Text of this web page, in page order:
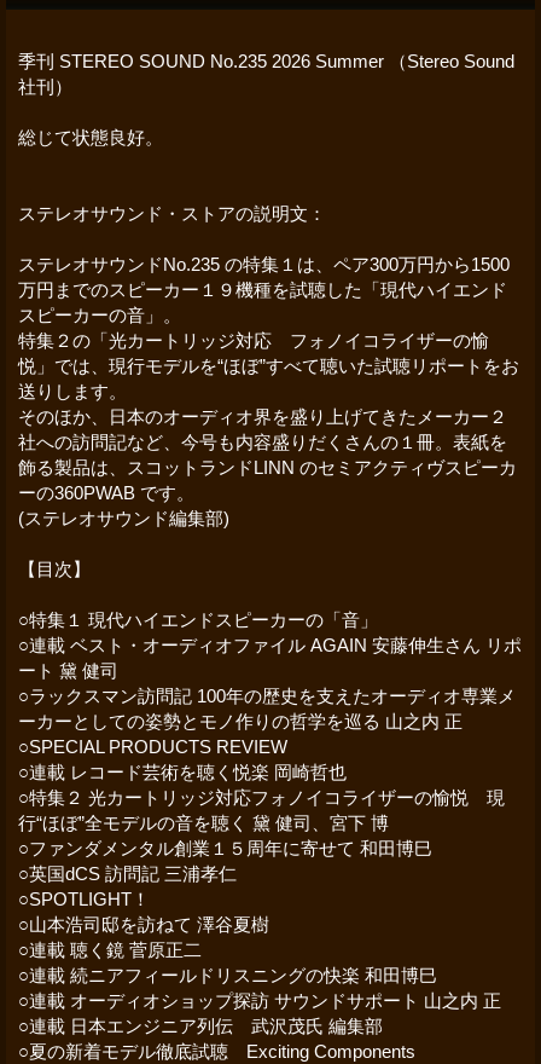
季刊 STEREO SOUND No.235 2026 Summer （Stereo Sound
社刊）
総じて状態良好。
ステレオサウンド・ストアの説明文：
ステレオサウンドNo.235 の特集１は、ペア300万円から1500
万円までのスピーカー１９機種を試聴した「現代ハイエンド
スピーカーの音」。
特集２の「光カートリッジ対応 フォノイコライザーの愉
悦」では、現行モデルを“ほぼ”すべて聴いた試聴リポートをお
送りします。
そのほか、日本のオーディオ界を盛り上げてきたメーカー２
社への訪問記など、今号も内容盛りだくさんの１冊。表紙を
飾る製品は、スコットランドLINN のセミアクティヴスピーカ
ーの360PWAB です。
(ステレオサウンド編集部)
【目次】
○特集１ 現代ハイエンドスピーカーの「音」
○連載 ベスト・オーディオファイル AGAIN 安藤伸生さん リポ
ート 黛 健司
○ラックスマン訪問記 100年の歴史を支えたオーディオ専業メ
ーカーとしての姿勢とモノ作りの哲学を巡る 山之内 正
○SPECIAL PRODUCTS REVIEW
○連載 レコード芸術を聴く悦楽 岡崎哲也
○特集２ 光カートリッジ対応フォノイコライザーの愉悦 現
行“ほぼ”全モデルの音を聴く 黛 健司、宮下 博
○ファンダメンタル創業１５周年に寄せて 和田博巳
○英国dCS 訪問記 三浦孝仁
○SPOTLIGHT！
○山本浩司邸を訪ねて 澤谷夏樹
○連載 聴く鏡 菅原正二
○連載 続ニアフィールドリスニングの快楽 和田博巳
○連載 オーディオショップ探訪 サウンドサポート 山之内 正
○連載 日本エンジニア列伝 武沢茂氏 編集部
○夏の新着モデル徹底試聴 Exciting Components